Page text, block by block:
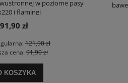
200x220 Happy
50,90 zł
80,90 zł
cena:44,98 zł
KOSZYKA
Pościel